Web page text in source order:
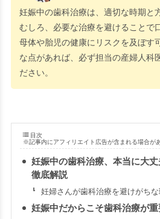
妊娠中の歯科治療は、適切な時期と
むしろ、必要な治療を避けることで
母体や胎児の健康にリスクを及ぼす
な点があれば、必ず担当の産婦人科
ださい。
目次
※記事内にアフィリエイト広告が含まれる場合が
妊娠中の歯科治療、本当に大
徹底解説
妊婦さんが歯科治療を避けがちな
妊娠中だからこそ歯科治療が